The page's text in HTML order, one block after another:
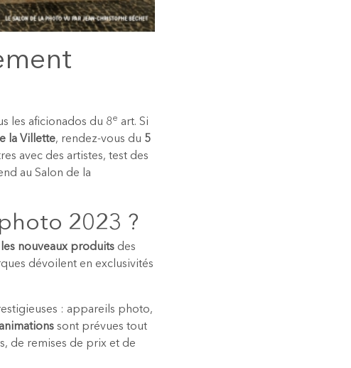
les aficionados du 8e art. Si
la Villette, rendez-vous du 5
avec des artistes, test des
au Salon de la
2023 ?
nouveaux produits des
dévoilent en exclusivités
: appareils photo,
animations sont prévues tout
de remises de prix et de